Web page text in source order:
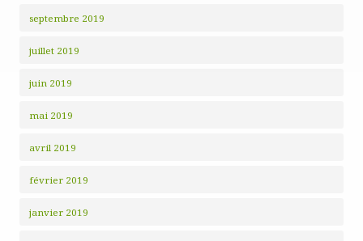
septembre 2019
juillet 2019
juin 2019
mai 2019
avril 2019
février 2019
janvier 2019